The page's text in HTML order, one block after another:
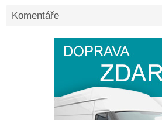
Komentáře